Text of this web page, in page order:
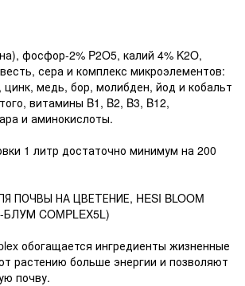
фосфор-2% P2O5, калий 4% K2O,
сера и комплекс микроэлементов:
медь, бор, молибден, йод и кобальт
витамины B1, B2, B3, B12,
и аминокислоты.
1 литр достаточно минимум на 200
ПОЧВЫ НА ЦВЕТЕНИЕ, HESI BLOOM
БЛУМ COMPLEX5L)
обогащается ингредиенты жизненные
растению больше энергии и позволяют
почву.